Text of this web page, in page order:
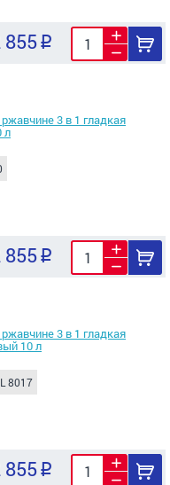
855
3 в 1 гладкая
л
855
3 в 1 гладкая
10 л
8017
855